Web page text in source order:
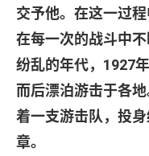
交予他。在这一过
在每一次的战斗中不
纷乱的年代， 1927
而后漂泊游击于各
着一支游击队，投
章。